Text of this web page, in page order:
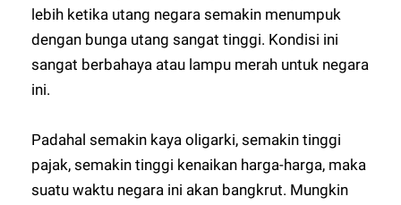
lebih ketika utang negara semakin menumpuk
dengan bunga utang sangat tinggi. Kondisi ini
sangat berbahaya atau lampu merah untuk negara
ini.
Padahal semakin kaya oligarki, semakin tinggi
pajak, semakin tinggi kenaikan harga-harga, maka
suatu waktu negara ini akan bangkrut. Mungkin